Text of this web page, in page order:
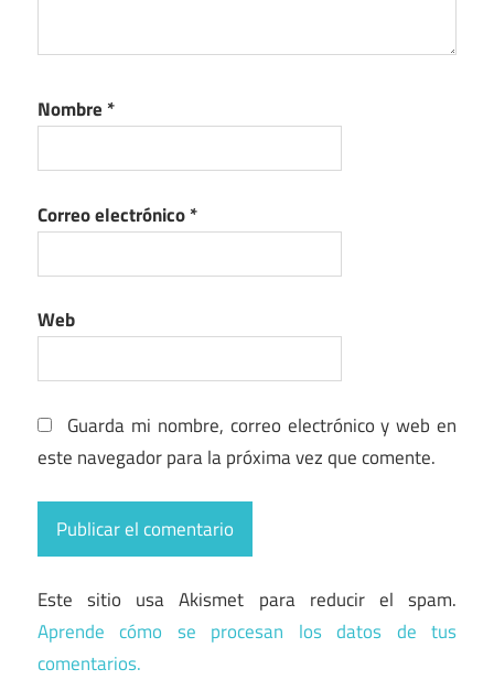
Nombre *
Correo electrónico*
Web
Guarda mi nombre, correo electrónico y web en
este navegador para la próxima vez que comente.
Este sitio usa Akismet para reducir el spam.
Aprende cómo se procesan los datos de tus
comentarios.